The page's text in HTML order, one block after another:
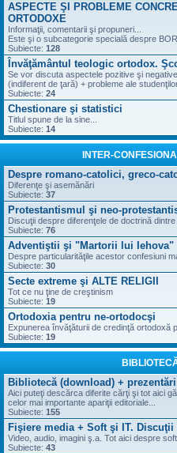
ASPECTE ŞI PROBLEME
ORTODOXE
Informaţii, comentarii şi propuneri...
Este şi o subcategorie specială despre BOR.
Subiecte: 128
Învăţământul teologic ortodox.
Se vor discuta aspectele pozitive şi
(indiferent de ţară) + probleme ale
Subiecte: 24
Chestionare şi statistici
Titlul spune de la sine...
Subiecte: 14
INTER-
Despre romano-catolici, greco-
Diferenţe şi asemănări
Subiecte: 37
Protestantismul şi neo-
Discuţii despre diferenţele de doctrină
Subiecte: 76
Adventiştii şi "Martorii lui Iehova"
Despre particularităţile acestor confesiuni
Subiecte: 30
Secte extreme şi ALTE RELIGII
Tot ce nu ţine de creştinism
Subiecte: 19
Ortodoxia pentru ne-ortodocşi
Expunerea învăţăturii de credinţă ortodoxă
Subiecte: 19
Bibliotecă (download) +
Aici puteţi descărca diferite cărţi şi tot aici
celor mai importante apariţii editoriale...
Subiecte: 155
Fişiere media + Soft şi IT.
Video, audio, imagini ş.a. Tot aici despre
Subiecte: 43